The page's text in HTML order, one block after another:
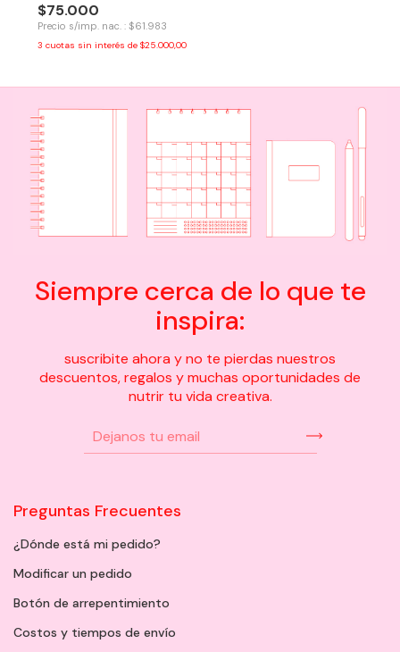
$75.000
Precio s/imp. nac. : $61.983
3 cuotas sin interés de $25.000,00
Siempre cerca de lo que te
inspira:
suscribite ahora y no te pierdas nuestros
descuentos, regalos y muchas oportunidades de
nutrir tu vida creativa.
Preguntas Frecuentes
¿Dónde está mi pedido?
Modificar un pedido
Botón de arrepentimiento
Costos y tiempos de envío